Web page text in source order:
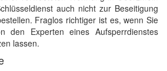
auch nicht zur Beseitigung
Fraglos richtiger ist es, wenn Sie
den Experten eines Aufsperrdienstes
lassen.